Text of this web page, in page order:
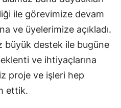
ile görevimize devam
ve üyelerimize açıkladı.
büyük destek ile bugüne
ve ihtiyaçlarına
proje ve işleri hep
ettik.